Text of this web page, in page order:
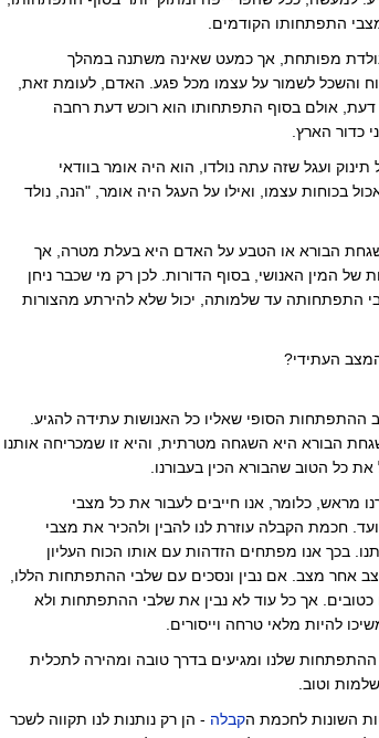
התפתחותו הקודמים.
מפותחת, אך כמעט שאינה משתנה במהלך
והשכל לשמור על עצמו מכל פגע. האדם, לעומת זאת,
דעת, אולם בסוף התפתחותו הוא רוכש דעת רחבה
כדור הארץ.
ועגל שזה עתה נולדו, הוא היה אומר בוודאי
בכוחות עצמו, ואילו על העגל היה אומר, "הנה, נולד
הבורא או הטבע על האדם היא בעלת מטרה, אך
המין האנושי, בסוף הדורות. לכן רק מי שכבר ניחן
התפתחותה עד שלמותה, יכול שלא להירתע מהצורות
העתידי?
הסופי שאליו כל האנושות עתידה להגיע.
הבורא היא השגחה מטרתית, והיא זו שמכריחה אותנו
כל הטוב שהבורא הכין בעבורנו.
מראש, כלומר, אנו חייבים לעבור את כל מצבי
חכמת הקבלה עוזרת לנו להבין ולהכיר את מצבי
בכך אנו מפתחים הזדהות עם אותו הכוח העליון
אחר מצב. אם נבין ונסכים עם שלבי ההתפתחות הללו,
כטובים. אך כל עוד לא נבין את שלבי ההתפתחות ולא
להיות מלאי טרחה וייסורים.
שלנו ומגיעים בדרך טובה ומהירה לתכלית
וטוב.
השונות לחכמת הקבלה - הן רק נותנות לנו תקווה לשכר